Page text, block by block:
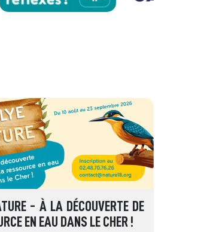
- À LA DÉCOUVERTE DE
EN EAU DANS LE CHER !